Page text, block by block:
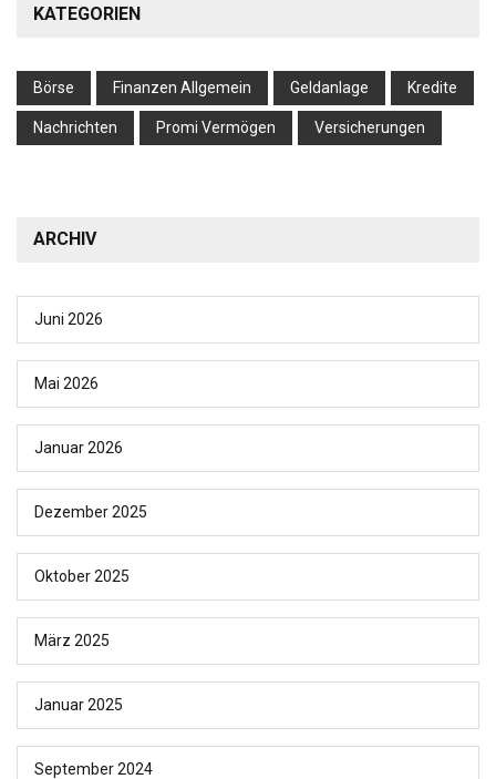
KATEGORIEN
Börse Finanzen Allgemein Geldanlage Kredite
Nachrichten Promi Vermögen Versicherungen
ARCHIV
Juni 2026
Mai 2026
Januar 2026
Dezember 2025
Oktober 2025
März 2025
Januar 2025
September 2024